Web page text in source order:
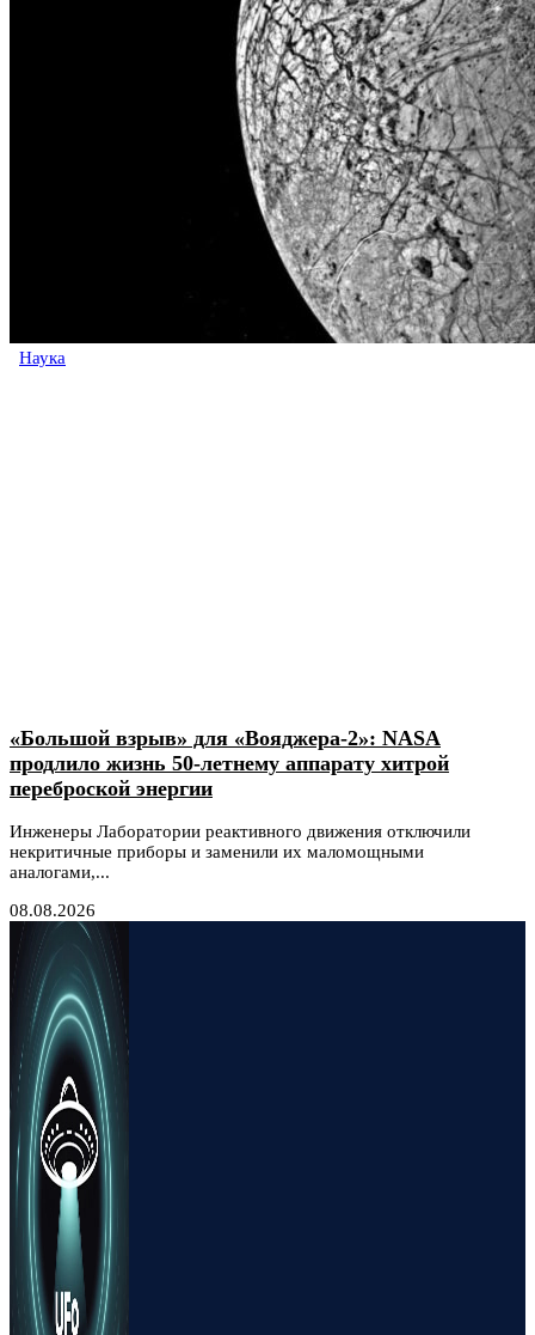
Наука
«Большой взрыв» для «Вояджера-2»: NASA
продлило жизнь 50-летнему аппарату хитрой
переброской энергии
Инженеры Лаборатории реактивного движения отключили
некритичные приборы и заменили их маломощными
аналогами,...
08.08.2026